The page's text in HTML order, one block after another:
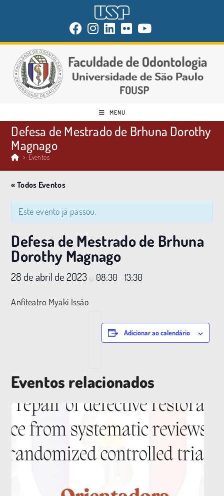
MENU
Defesa de Mestrado de Brhuna Dorothy
Magnago
> Eventos
« Todos Eventos
Este evento já passou.
Defesa de Mestrado de Brhuna
Dorothy Magnago
28 de abril de 2023 @ 08:30 –13:30
Anfiteatro Myaki Issáo
Adicionar ao calendário
Eventos relacionados